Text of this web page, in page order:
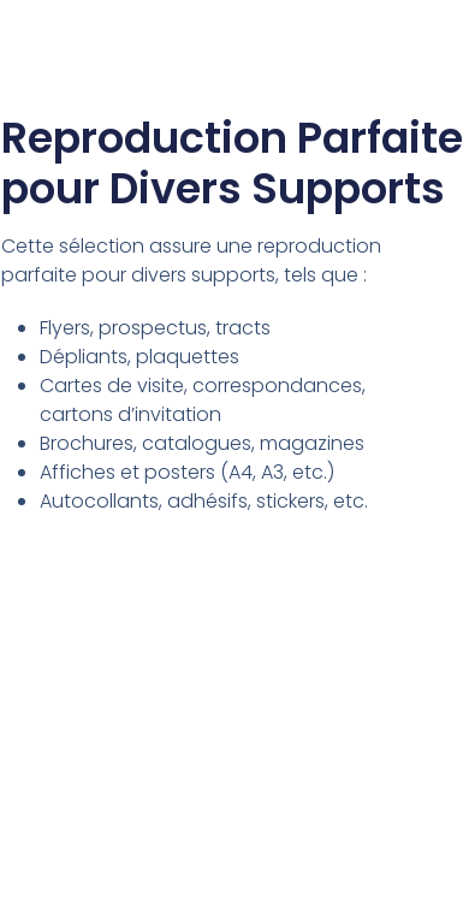
Reproduction Parfaite
pour Divers Supports
Cette sélection assure une reproduction
parfaite pour divers supports, tels que :
Flyers, prospectus, tracts
Dépliants, plaquettes
Cartes de visite, correspondances,
cartons d’invitation
Brochures, catalogues, magazines
Affiches et posters (A4, A3, etc.)
Autocollants, adhésifs, stickers, etc.